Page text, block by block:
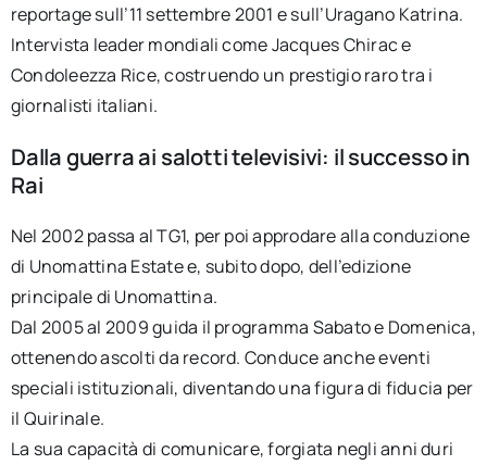
reportage sull’11 settembre 2001 e sull’Uragano Katrina.
Intervista leader mondiali come Jacques Chirac e
Condoleezza Rice, costruendo un prestigio raro tra i
giornalisti italiani.
Dalla guerra ai salotti televisivi: il successo in
Rai
Nel 2002 passa al TG1, per poi approdare alla conduzione
di Unomattina Estate e, subito dopo, dell’edizione
principale di Unomattina.
Dal 2005 al 2009 guida il programma Sabato e Domenica,
ottenendo ascolti da record. Conduce anche eventi
speciali istituzionali, diventando una figura di fiducia per
il Quirinale.
La sua capacità di comunicare, forgiata negli anni duri